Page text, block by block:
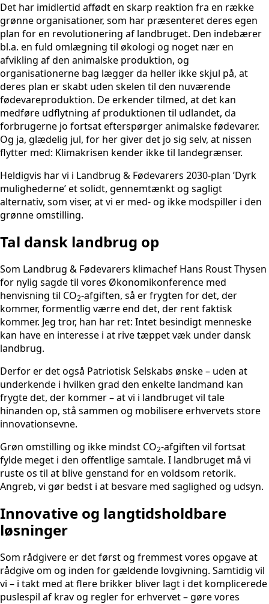
Det har imidlertid affødt en skarp reaktion fra en række
grønne organisationer, som har præsenteret deres egen
plan for en revolutionering af landbruget. Den indebærer
bl.a. en fuld omlægning til økologi og noget nær en
afvikling af den animalske produktion, og
organisationerne bag lægger da heller ikke skjul på, at
deres plan er skabt uden skelen til den nuværende
fødevareproduktion. De erkender tilmed, at det kan
medføre udflytning af produktionen til udlandet, da
forbrugerne jo fortsat efterspørger animalske fødevarer.
Og ja, glædelig jul, for her giver det jo sig selv, at nissen
flytter med: Klimakrisen kender ikke til landegrænser.
Heldigvis har vi i Landbrug & Fødevarers 2030-plan ’Dyrk
mulighederne’ et solidt, gennemtænkt og sagligt
alternativ, som viser, at vi er med- og ikke modspiller i den
grønne omstilling.
Tal dansk landbrug op
Som Landbrug & Fødevarers klimachef Hans Roust Thysen
for nylig sagde til vores Økonomikonference med
henvisning til CO2-afgiften, så er frygten for det, der
kommer, formentlig værre end det, der rent faktisk
kommer. Jeg tror, han har ret: Intet besindigt menneske
kan have en interesse i at rive tæppet væk under dansk
landbrug.
Derfor er det også Patriotisk Selskabs ønske – uden at
underkende i hvilken grad den enkelte landmand kan
frygte det, der kommer – at vi i landbruget vil tale
hinanden op, stå sammen og mobilisere erhvervets store
innovationsevne.
Grøn omstilling og ikke mindst CO2-afgiften vil fortsat
fylde meget i den offentlige samtale. I landbruget må vi
ruste os til at blive genstand for en voldsom retorik.
Angreb, vi gør bedst i at besvare med saglighed og udsyn.
Innovative og langtidsholdbare
løsninger
Som rådgivere er det først og fremmest vores opgave at
rådgive om og inden for gældende lovgivning. Samtidig vil
vi – i takt med at flere brikker bliver lagt i det komplicerede
puslespil af krav og regler for erhvervet – gøre vores